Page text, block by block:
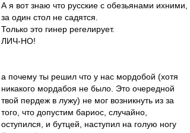
А я вот знаю что русские с обезьянами ихними,
за один стол не садятся.
Только это гинер регелирует.
ЛИЧ-НО!
а почему ты решил что у нас мордобой (хотя
никакого мордабоя не было. Это очередной
твой пердеж в лужу) не мог возникнуть из за
того, что допустим бариос, случайно,
оступился, и бутцей, наступил на голую ногу